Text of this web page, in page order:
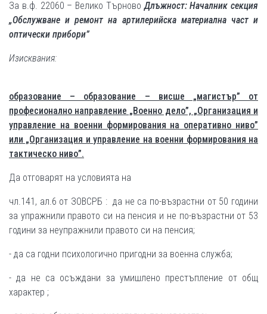
За в.ф. 22060 – Велико ТърновоДлъжност: Началник секция
„Обслужване и ремонт на артилерийска материална част и
оптически прибори”
Изисквания:
образование – образование – висше „магистър” от
професионално направление „Военно дело”, „Организация и
управление на военни формирования на оперативно ниво”
или „Организация и управление на военни формирования на
тактическо ниво”.
Да отговарят на условията на
чл.141, ал.6 от ЗОВСРБ : да не са по-възрастни от 50 години
за упражнили правото си на пенсия и не по-възрастни от 53
години за неупражнили правото си на пенсия;
- да са годни психологично пригодни за военна служба;
- да не са осъждани за умишлено престъпление от общ
характер ;